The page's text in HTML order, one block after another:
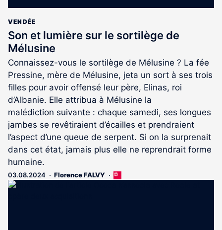
VENDÉE
Son et lumière sur le sortilège de
Mélusine
Connaissez-vous le sortilège de Mélusine ? La fée
Pressine, mère de Mélusine, jeta un sort à ses trois
filles pour avoir offensé leur père, Elinas, roi
d’Albanie. Elle attribua à Mélusine la
malédiction suivante : chaque samedi, ses longues
jambes se revêtiraient d’écailles et prendraient
l’aspect d’une queue de serpent. Si on la surprenait
dans cet état, jamais plus elle ne reprendrait forme
humaine.
03.08.2024 Florence FALVY
Cet